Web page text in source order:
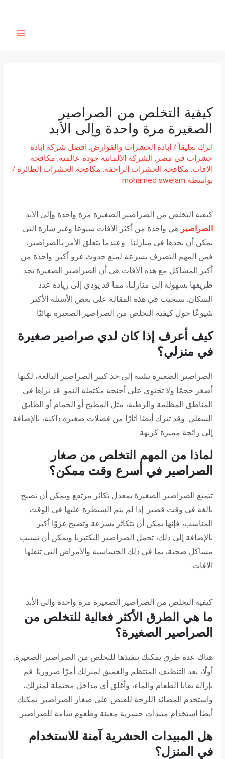
كيفية التخلص من الصراصير
الصغيرة مرة واحدة وإلى الأبد
اترك تعليقاً / ابادة الحشرات والقوارض, افضل شركة ابادة
حشرات فى مصر , الشركة الالمانية جودة عالمية, مكافحة
الافات, مكافحة الحشرات الزاحفة, مكافحة الحشرات الطائرة /
بواسطة mohamed swelam
كيفية التخلص من الصراصير الصغيرة مرة واحدة وإلى الأبد
الصراصير هي واحدة من أكثر الآفات شيوعا وغير سارة التي
يمكن أن نجدها في منازلنا .وعندما يتعلق الأمر بالصراصير،
فمن المهم التصرف بسرعة لمنع حدوث غزو أكبر. واحدة من
أكبر المشاكل مع هذه الآفات هي أن الصراصير الصغيرة تجد
طريقها بسهولة إلى منازلنا، مما قد يؤدي إلى زيادة عدد
السكان. سنجيب في هذه المقالة على بعض الأسئلة الأكثر
شيوعًا حول كيفية التخلص من الصراصير الصغيرة نهائيًا.
كيف أعرف إذا كان لدي صراصير صغيرة
في منزلي؟
الصراصير الصغيرة تشبه إلى حد كبير الصراصير البالغة، لكنها
أصغر حجمًا ولا تحتوي على أجنحة مكتملة النمو. قد تراها في
المناطق المظلمة والرطبة، مثل المطبخ أو الحمام أو الطابق
السفلي. وقد تترك أيضًا آثارًا من فضلات صغيرة داكنة، بالإضافة
إلى رائحة مميزة كريهة.
لماذا من المهم التخلص من صغار
الصراصير في أسرع وقت ممكن؟
تتمتع الصراصير الصغيرة بمعدل تكاثر مرتفع ويمكن أن تصبح
بالغة في وقت قصير. إذا لم يتم السيطرة عليها في الوقت
المناسب، فإنها يمكن أن تتكاثر بسرعة وتصبح غزوًا أكبر.
بالإضافة إلى ذلك، تحمل الصراصير البكتيريا ويمكن أن تسبب
مشاكل صحية، بما في ذلك الحساسية والأمراض التي تنقلها
الآفات.
كيفية التخلص من الصراصير الصغيرة مرة واحدة وإلى الأبد
ما هي الطرق الأكثر فعالية للتخلص من
الصراصير الصغيرة؟
هناك عدة طرق يمكنك تنفيذها للتخلص من الصراصير الصغيرة.
أولًا، يعد التنظيف المنتظم والعميق لمنزلك أمرًا ضروريًا. قم
بإزالة بقايا الطعام والماء، وأغلق أي مداخل محتملة لمنزلك،
واستخدم المصائد اللزجة للقبض على صغار الصراصير. يمكنك
أيضًا استخدام مبيدات حشرية معينة وطعوم سامة للصراصير.
هل المبيدات الحشرية آمنة للاستخدام
في المنزل؟